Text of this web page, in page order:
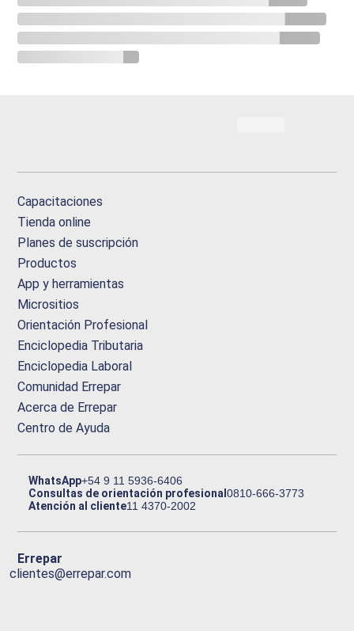
Capacitaciones
Tienda online
Planes de suscripción
Productos
App y herramientas
Micrositios
Orientación Profesional
Enciclopedia Tributaria
Enciclopedia Laboral
Comunidad Errepar
Acerca de Errepar
Centro de Ayuda
WhatsApp+54 9 11 5936-6406
Consultas de orientación profesional0810-666-3773
Atención al cliente11 4370-2002
Errepar
clientes@errepar.com